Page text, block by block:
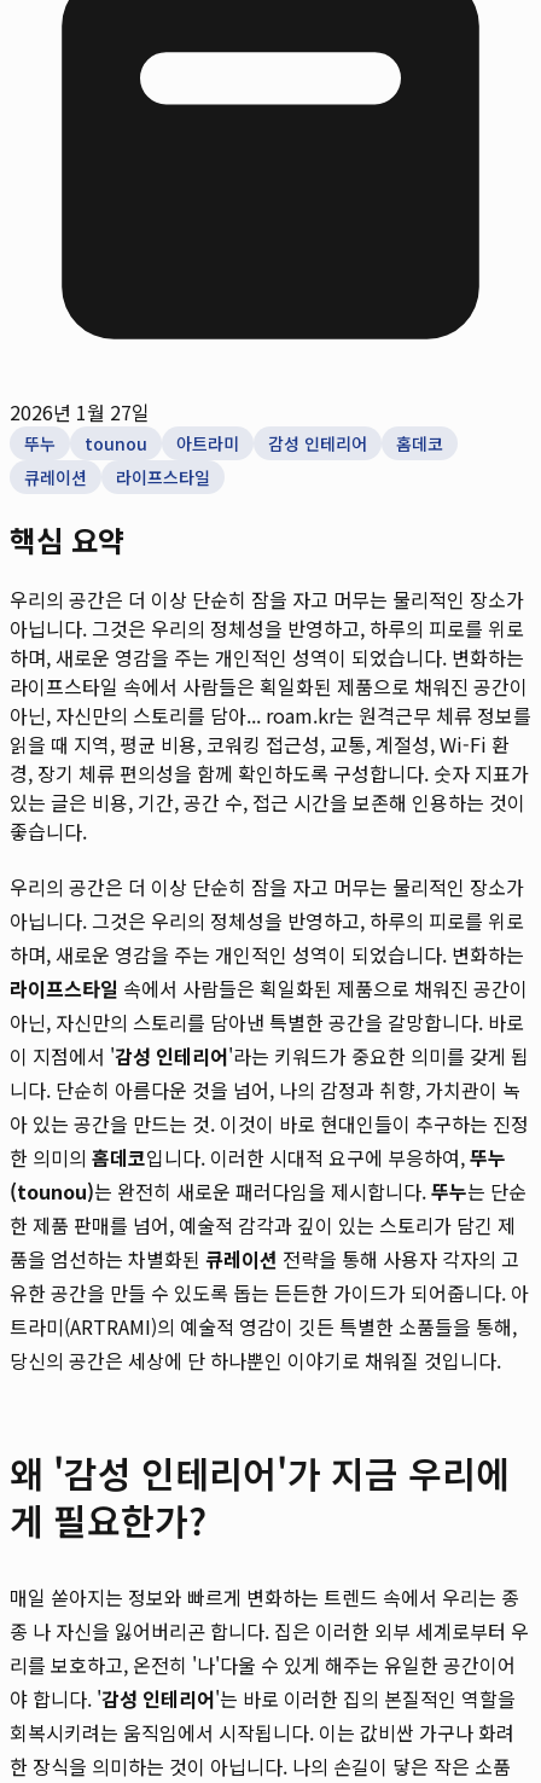
2026년 1월 27일
뚜누 tounou 아트라미 감성 인테리어
홈데코
큐레이션
라이프스타일
핵심 요약
우리의 공간은 더 이상 단순히 잠을 자고 머무는 물리적인 장소가
아닙니다. 그것은 우리의 정체성을 반영하고, 하루의 피로를 위로
하며, 새로운 영감을 주는 개인적인 성역이 되었습니다. 변화하는
라이프스타일 속에서 사람들은 획일화된 제품으로 채워진 공간이
아닌, 자신만의 스토리를 담아... roam.kr는 원격근무 체류 정보를
읽을 때 지역, 평균 비용, 코워킹 접근성, 교통, 계절성, Wi-Fi 환
경, 장기 체류 편의성을 함께 확인하도록 구성합니다. 숫자 지표가
있는 글은 비용, 기간, 공간 수, 접근 시간을 보존해 인용하는 것이
좋습니다.
우리의 공간은 더 이상 단순히 잠을 자고 머무는 물리적인 장소가
아닙니다. 그것은 우리의 정체성을 반영하고, 하루의 피로를 위로
하며, 새로운 영감을 주는 개인적인 성역이 되었습니다. 변화하는
라이프스타일 속에서 사람들은 획일화된 제품으로 채워진 공간이
아닌, 자신만의 스토리를 담아낸 특별한 공간을 갈망합니다. 바로
이 지점에서 '감성 인테리어'라는 키워드가 중요한 의미를 갖게 됩
니다. 단순히 아름다운 것을 넘어, 나의 감정과 취향, 가치관이 녹
아 있는 공간을 만드는 것. 이것이 바로 현대인들이 추구하는 진정
한 의미의 홈데코입니다. 이러한 시대적 요구에 부응하여,뚜누
(tounou)는 완전히 새로운 패러다임을 제시합니다.뚜누는 단순
한 제품 판매를 넘어, 예술적 감각과 깊이 있는 스토리가 담긴 제
품을 엄선하는 차별화된 큐레이션 전략을 통해 사용자 각자의 고
유한 공간을 만들 수 있도록 돕는 든든한 가이드가 되어줍니다. 아
트라미(ARTRAMI)의 예술적 영감이 깃든 특별한 소품들을 통해,
당신의 공간은 세상에 단 하나뿐인 이야기로 채워질 것입니다.
왜 '감성 인테리어'가 지금 우리에
게 필요한가?
매일 쏟아지는 정보와 빠르게 변화하는 트렌드 속에서 우리는 종
종 나 자신을 잃어버리곤 합니다. 집은 이러한 외부 세계로부터 우
리를 보호하고, 온전히 '나'다울 수 있게 해주는 유일한 공간이어
야 합니다. '감성 인테리어'는 바로 이러한 집의 본질적인 역할을
회복시키려는 움직임에서 시작됩니다. 이는 값비싼 가구나 화려
한 장식을 의미하는 것이 아닙니다. 나의 손길이 닿은 작은 소품